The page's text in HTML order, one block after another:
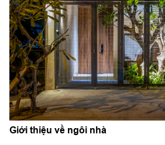
Giới thiệu về ngôi nhà